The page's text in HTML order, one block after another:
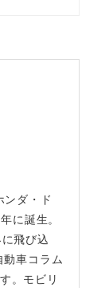
ンダ・ド
に誕生。
飛び込
車コラム
。モビリ